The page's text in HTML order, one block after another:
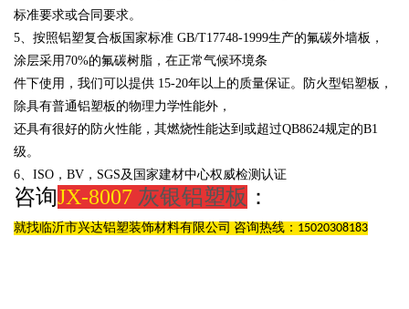
标准要求或合同要求。
5、按照铝塑复合板国家标准 GB/T17748-1999生产的氟碳外墙板，
涂层采用 70%的氟碳树脂，在正常气候环境条
件下使用，我们可以提供 15-20年以上的质量保证。防火型铝塑板，
除具有普通铝塑板的物理力学性能外，
还具有很好的防火性能，其燃烧性能达到或超过QB8624规定的B1
级。
6、 ISO，BV，SGS及国家建材中心权威检测认证
咨询JX-8007 灰银铝塑板 ：
就找临沂市兴达铝塑装饰材料有限公司 咨询热线：15020308183